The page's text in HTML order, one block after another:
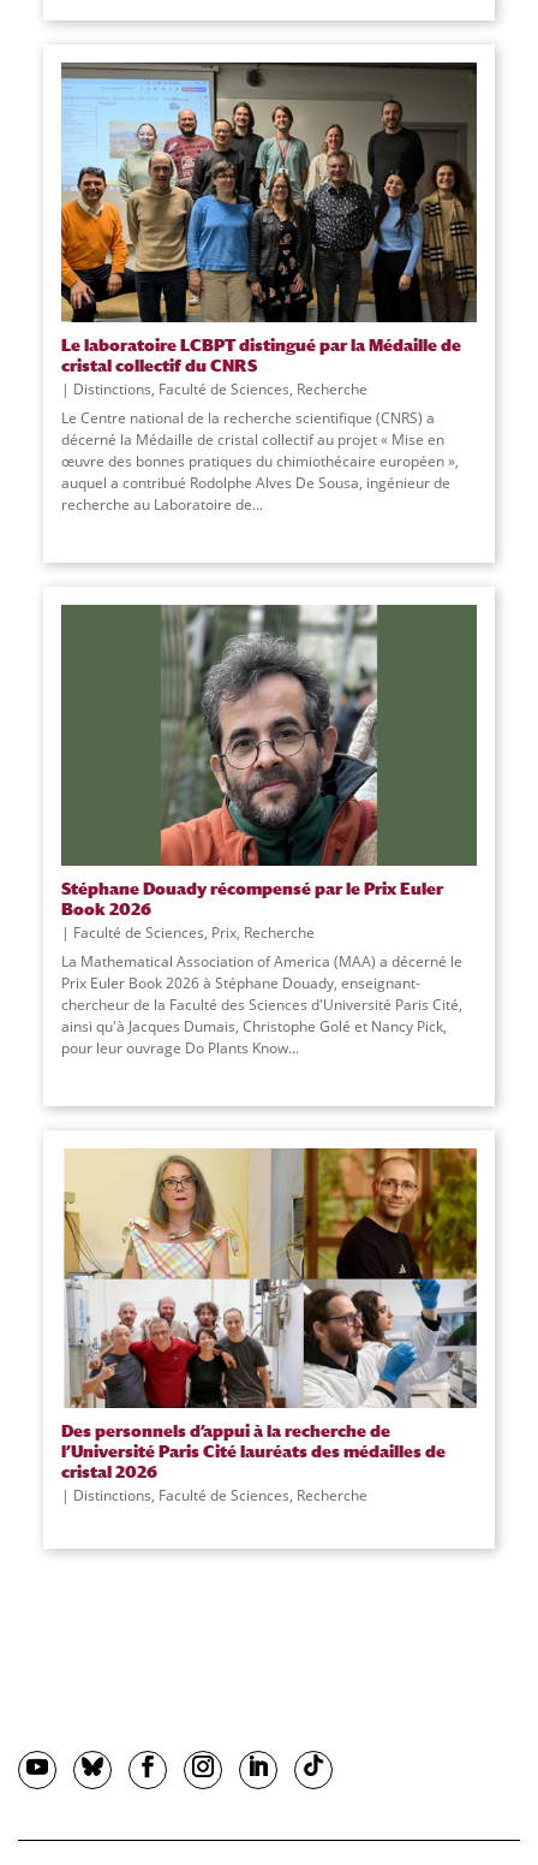
Le laboratoire LCBPT distingué par la Médaille de
cristal collectif du CNRS
Distinctions, Faculté de Sciences, Recherche
Le Centre national de la recherche scientifique (CNRS) a
décerné la Médaille de cristal collectif au projet « Mise en
œuvre des bonnes pratiques du chimiothécaire européen »,
auquel a contribué Rodolphe Alves De Sousa, ingénieur de
recherche au Laboratoire de...
Stéphane Douady récompensé par le Prix Euler
Book 2026
Faculté de Sciences, Prix, Recherche
La Mathematical Association of America (MAA) a décerné le
Prix Euler Book 2026 à Stéphane Douady, enseignant-
chercheur de la Faculté des Sciences d'Université Paris Cité,
ainsi qu'à Jacques Dumais, Christophe Golé et Nancy Pick,
pour leur ouvrage Do Plants Know...
Des personnels d’appui à la recherche de
l’Université Paris Cité lauréats des médailles de
cristal 2026
Distinctions, Faculté de Sciences, Recherche